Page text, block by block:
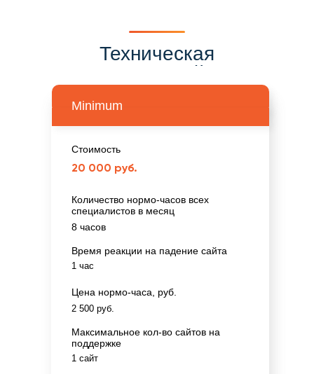
Техническая
поддержка сайтов -
Количество нормо-часов всех
специалистов в месяц
20 000 руб.
8 часов
Стоимость
Время реакции на падение сайта
Minimum
1 час
1 сайт
2 500 руб.
Максимальное кол-во сайтов на
поддержке
Цена нормо-часа, руб.